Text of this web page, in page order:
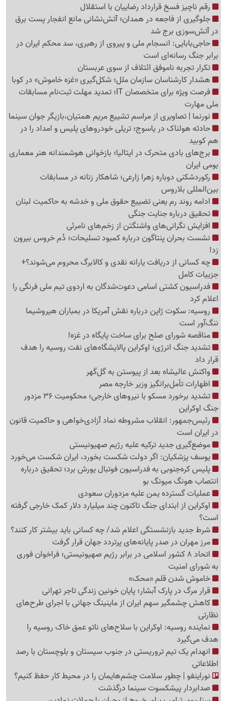
رقم ناچیز فسخ قرارداد رضاییان با استقلال
جلوگیری از فاجعه در همدان؛ آتش‌نشانی مانع انفجار پست برق
در آتش‌سوزی برج شد
حاجی‌بابایی: انسجام ملی و پیروی از رهبری، سد محکم ایران در
برابر جنگ رسانه‌ای است
تکرار تجربه ناموفق ائتلاف از سوی عربستان
هشدار کارشناسان سازمان ملل؛ شکل‌گیری «غزه‌ خاموش» در کوبا
فرصت ویژه برای متخصصان IT؛ تمدید مهلت ثبت‌نام مسابقات
ملی مهارت
نورنما | تصاویری از مراسم تشییع مریم همتیان،بازیگر جوان سینما
حادثه هولناک در یاسوج؛ تریلی خودروهای پلیس و امداد را در
هم کوبید
برج‌های بادی متحرک در ایتالیا؛ بازخوانی هوشمندانه هنر معماری
بومی ایران
رکوردشکنی دوباره زهرا زارعی؛ شاهکار زنانه در مسابقات
بین‌المللی بلاروس
ادامه روند رم یعنی تضییع حقوق ملی و خدشه به حاکمیت لبنان
تحقیق درباره جنایت جنگی
افزایش نگرانی‌های واشنگتن از زخم‌های نامرئی
نشست بحران پنتاگون درباره کمبود تسلیحات؛ دُم خروس بیرون
زد!
چه کسانی از دریافت یارانه نقدی و کالابرگ محروم می‌شوند؟+
جزییات کامل
فدراسیون کشتی اسامی دعوت‌شدگان به اردوی تیم ملی فرنگی را
اعلام کرد
روسیه: سکوت ژاپن درباره نقش آمریکا در بمباران هیروشیما
ننگ‌آور است
مناقصه شورای صلح برای ساخت پایگاه در غزه!
تشدید جنگ انرژی؛ اوکراین پالایشگاه‌های نفت روسیه را هدف
قرار داد
واکنش عالیشاه بعد از پیوستن به گل‌گهر
اظهارات تأمل‌برانگیز وزیر خارجه مصر
تشدید برخورد مسکو با نیروهای خارجی؛ محکومیت 36 مزدور
جنگ اوکراین
رئیس‌جمهور: انقلاب مشروطه نماد آزادی‌خواهی و حاکمیت قانون
در ایران است
موضع‌گیری جدید ترکیه علیه رژیم صهیونیستی
یوسف پزشکیان: اگر دولت شکست بخورد، ایران شکست می‌خورد
پلیس کره‌جنوبی به فدراسیون فوتبال یورش برد؛ تحقیق درباره
انتصاب هونگ میونگ بو
عملیات گسترده یمن علیه مزدوران سعودی
اوکراین از ابتدای جنگ تاکنون چند میلیارد دلار کمک خارجی گرفته
است؟
شرط جدید بازنشستگی اعلام شد/ چه کسانی باید بیشتر کار کنند؟
مرز مهران در صدر پایانه‌های پرتردد جهان قرار گرفت
اتحاد 8 کشور اسلامی در برابر رژیم صهیونیستی؛ فراخوان فوری
به شورای امنیت
خاموش شدن قلم «محک»
قرار مرگ در پارک آبشار؛ پایان خونین زندگی تاجر تهرانی
کاهش چشمگیر سهم ایران از ماینینگ جهانی با اجرای طرح‌های
نظارتی
نماینده روسیه: اوکراین با سلاح‌های ناتو عمق خاک روسیه را
هدف می‌گیرد
انهدام یک تیم تروریستی در جنوب سیستان و بلوچستان با رصد
اطلاعاتی
نوراینفو | چطور سلامت چشم‌هایمان را در محیط کار حفظ کنیم؟
صدابردار پیشکسوت سینما درگذشت